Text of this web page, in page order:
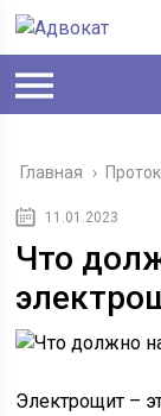
Главная ›
11.01.2023
Что
Электрощит –